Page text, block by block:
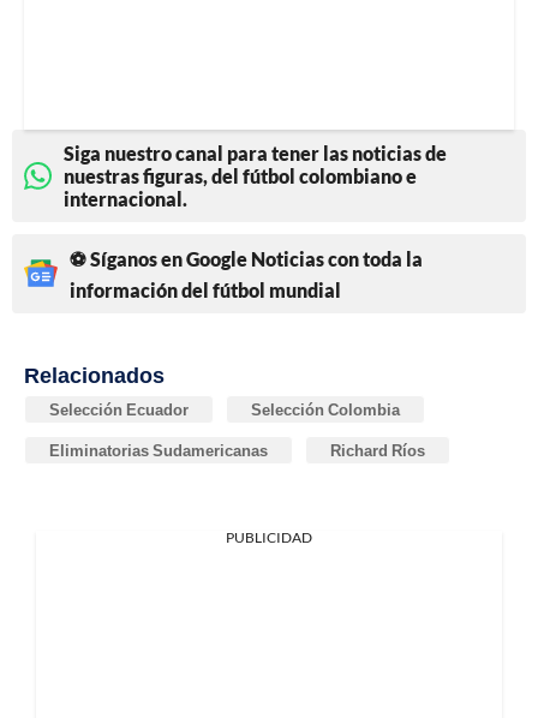
Siga nuestro canal para tener las noticias de
nuestras figuras, del fútbol colombiano e
internacional.
⚽ Síganos en Google Noticias con toda la
información del fútbol mundial
Relacionados
Selección Ecuador Selección Colombia
Eliminatorias Sudamericanas Richard Ríos
PUBLICIDAD